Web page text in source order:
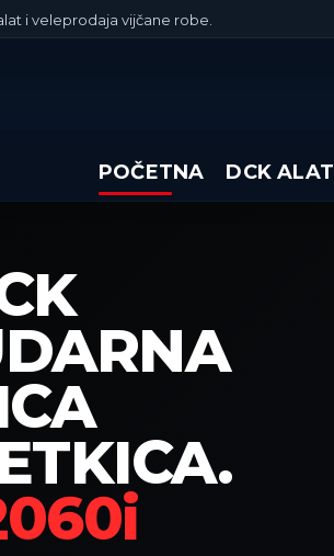
i veleprodaja vijčane robe.
POČETNA DCK ALAT